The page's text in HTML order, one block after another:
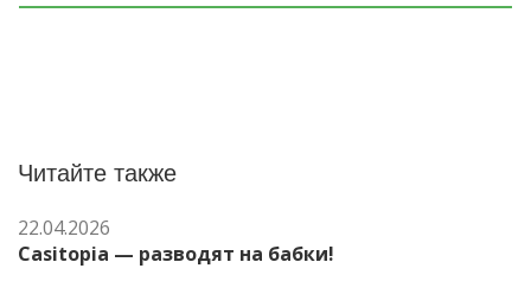
Читайте также
22.04.2026
Casitopia — разводят на бабки!